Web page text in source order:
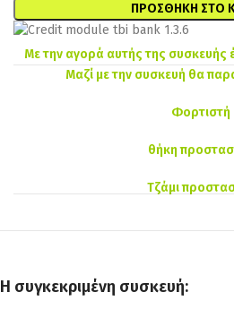
ΠΡΟΣΘΉΚΗ ΣΤΟ
Με την αγορά αυτής της συσκευής
Μαζί με την συσκευή θα
Φορτιστή
θήκη
Τζάμι
Η συγκεκριμένη συσκευή: